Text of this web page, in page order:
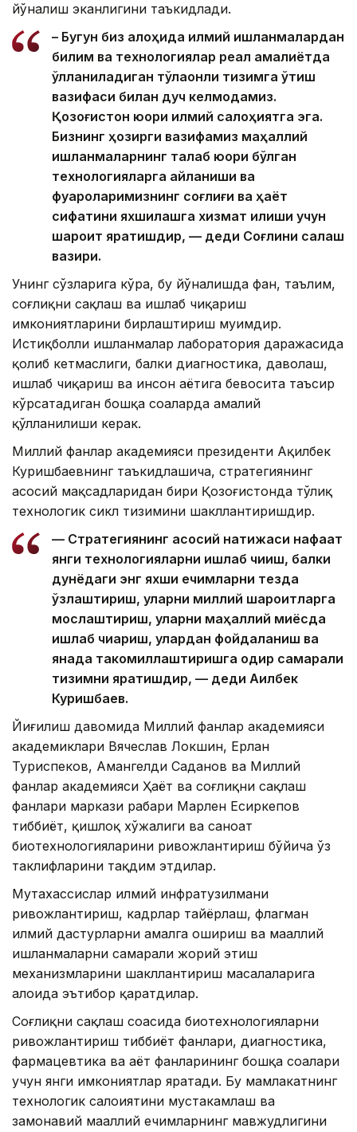
йўналиш эканлигини таъкидлади.
– Бугун биз алоҳида илмий ишланмалардан
билим ва технологиялар реал амалиётда
қўлланиладиган тўлақонли тизимга ўтиш
вазифаси билан дуч келмоқдамиз.
Қозоғистон юқори илмий салоҳиятга эга.
Бизнинг ҳозирги вазифамиз маҳаллий
ишланмаларнинг талаб юқори бўлган
технологияларга айланиши ва
фуқароларимизнинг соғлиғи ва ҳаёт
сифатини яхшилашга хизмат қилиши учун
шароит яратишдир, — деди Соғлиқни сақлаш
вазири.
Унинг сўзларига кўра, бу йўналишда фан, таълим,
соғлиқни сақлаш ва ишлаб чиқариш
имкониятларини бирлаштириш муҳимдир.
Истиқболли ишланмалар лаборатория даражасида
қолиб кетмаслиги, балки диагностика, даволаш,
ишлаб чиқариш ва инсон ҳаётига бевосита таъсир
кўрсатадиган бошқа соҳаларда амалий
қўлланилиши керак.
Миллий фанлар академияси президенти Ақилбек
Куришбаевнинг таъкидлашича, стратегиянинг
асосий мақсадларидан бири Қозоғистонда тўлиқ
технологик сикл тизимини шакллантиришдир.
— Стратегиянинг асосий натижаси нафақат
янги технологияларни ишлаб чиқиш, балки
дунёдаги энг яхши ечимларни тезда
ўзлаштириш, уларни миллий шароитларга
мослаштириш, уларни маҳаллий миқёсда
ишлаб чиқариш, улардан фойдаланиш ва
янада такомиллаштиришга қодир самарали
тизимни яратишдир, — деди Ақилбек
Куришбаев.
Йиғилиш давомида Миллий фанлар академияси
академиклари Вячеслав Локшин, Ерлан
Туриспеков, Амангелди Саданов ва Миллий
фанлар академияси Ҳаёт ва соғлиқни сақлаш
фанлари маркази раҳбари Марлен Есиркепов
тиббиёт, қишлоқ хўжалиги ва саноат
биотехнологияларини ривожлантириш бўйича ўз
таклифларини тақдим этдилар.
Мутахассислар илмий инфратузилмани
ривожлантириш, кадрлар тайёрлаш, флагман
илмий дастурларни амалга ошириш ва маҳаллий
ишланмаларни самарали жорий этиш
механизмларини шакллантириш масалаларига
алоҳида эътибор қаратдилар.
Соғлиқни сақлаш соҳасида биотехнологияларни
ривожлантириш тиббиёт фанлари, диагностика,
фармацевтика ва ҳаёт фанларининг бошқа соҳалари
учун янги имкониятлар яратади. Бу мамлакатнинг
технологик салоҳиятини мустаҳкамлаш ва
замонавий маҳаллий ечимларнинг мавжудлигини